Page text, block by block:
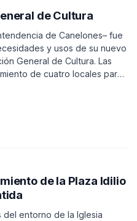
de Cultura
de Canelones– fue
y usos de su nuevo
General de Cultura. Las
de cuatro locales para
de tres
accesible).
de la Plaza Idilio
del entorno de la Iglesia